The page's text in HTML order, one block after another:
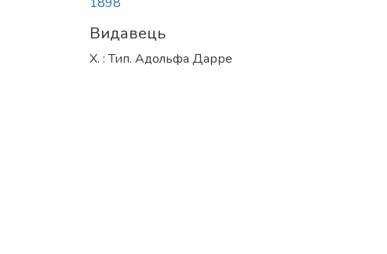
Видавець
Х. : Тип. Адольфа Дарре